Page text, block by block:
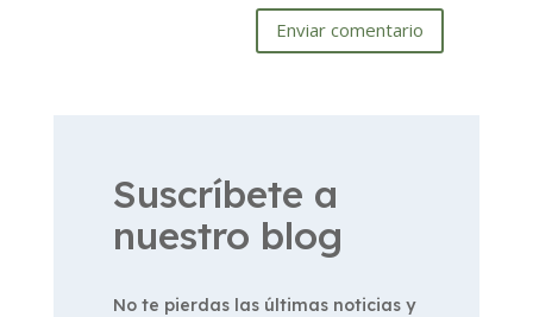
Enviar comentario
Suscríbete a
nuestro blog
No te pierdas las últimas noticias y